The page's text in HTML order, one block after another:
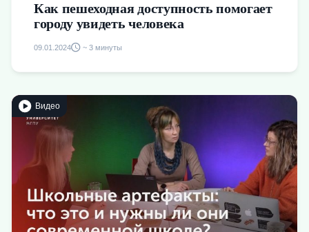
Как пешеходная доступность помогает
городу увидеть человека
09.01.2024 ~ 3 минуты
Видео